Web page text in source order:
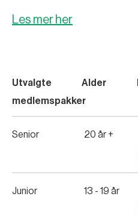
Les mer her
Utvalgte
medlemspakker
Alder
Senior 20 år +
Junior 13 - 19 år